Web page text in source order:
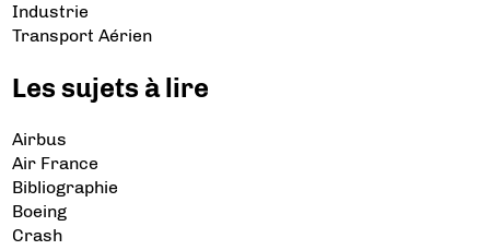
Industrie
Transport Aérien
Les sujets à lire
Airbus
Air France
Bibliographie
Boeing
Crash